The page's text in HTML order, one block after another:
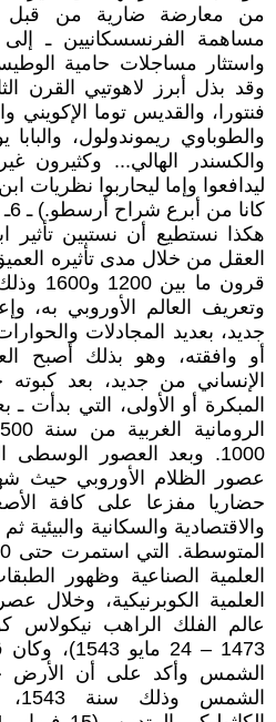
من معارضة ضارية من قبل
مساهمة الفرنسسكانيين ـ
واستثار مساجلات حامية
وقد بذل أبرز لاهوتيي القرن
فنتورا، والقديس توما الإكويني
والطوباوي ريموندولول،
والكسندر الهالي... وكثيرون
ليدافعوا وإما ليحاربوا نظريات
كانا من أبرع شراح أرسطو.) ـ 6ـ
هكذا نستطيع أن نستبين تأثير
العقل من خلال مدى تأثيره
قرون
وتعريف العالم الأوروبي به،
جديد، بعديد المجادلات
أو وافقته، وهو بذلك أصبح
الإنساني من جديد، بعد
المبكرة أو الأولى، التي بدأت
1000. وبعد العصور
عصور الظلام الأوروبي حيث
حضاريا مفزعا على كافة
والاقتصادية والسكانية
العلمية الصناعية وظهور
العلمية الكوبرنيكية،
1473 – 24
الشمس وأكد على أن